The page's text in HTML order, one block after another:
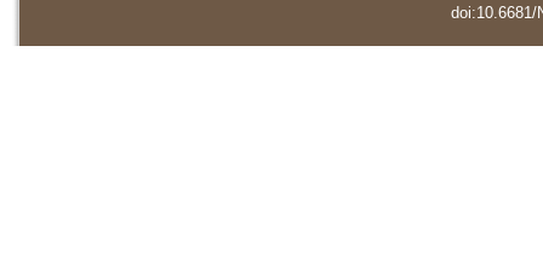
doi:10.6681/